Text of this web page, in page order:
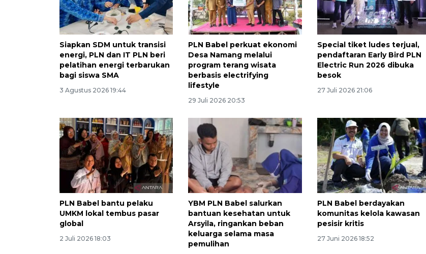
Siapkan SDM untuk transisi
energi, PLN dan IT PLN beri
pelatihan energi terbarukan
bagi siswa SMA
3 Agustus 2026 19:44
PLN Babel perkuat ekonomi
Desa Namang melalui
program terang wisata
berbasis electrifying
lifestyle
29 Juli 2026 20:53
Special tiket ludes terjual,
pendaftaran Early Bird PLN
Electric Run 2026 dibuka
besok
27 Juli 2026 21:06
PLN Babel bantu pelaku
UMKM lokal tembus pasar
global
2 Juli 2026 18:03
YBM PLN Babel salurkan
bantuan kesehatan untuk
Arsyila, ringankan beban
keluarga selama masa
pemulihan
PLN Babel berdayakan
komunitas kelola kawasan
pesisir kritis
27 Juni 2026 18:52
Vaksin HPV untuk siswa laki-
laki
2026-08-06 06:30:00